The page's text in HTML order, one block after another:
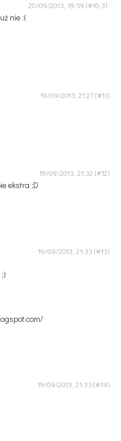
20/09/2013, 19:59
nie :(
19/09/2013, 21:27
19/09/2013, 21:32
ekstra ;D
19/09/2013, 21:33
19/09/2013, 21:33